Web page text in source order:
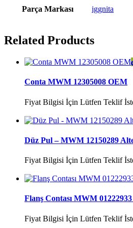
Parça Markası iggnita
Related Products
Conta MWM 12305008 OEM
Fiyat Bilgisi İçin Lütfen Teklif
Düz Pul – MWM 12150289
Fiyat Bilgisi İçin Lütfen Teklif
Flanş Contası MWM
Fiyat Bilgisi İçin Lütfen Teklif